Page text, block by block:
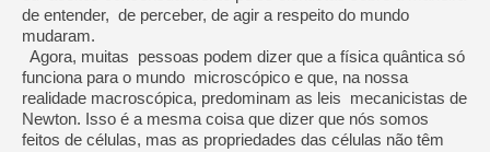
de entender, de perceber, de agir a respeito do mundo
mudaram.
Agora, muitas pessoas podem dizer que a física quântica só
funciona para o mundo microscópico e que, na nossa
realidade macroscópica, predominam as leis mecanicistas de
Newton. Isso é a mesma coisa que dizer que nós somos
feitos de células, mas as propriedades das células não têm